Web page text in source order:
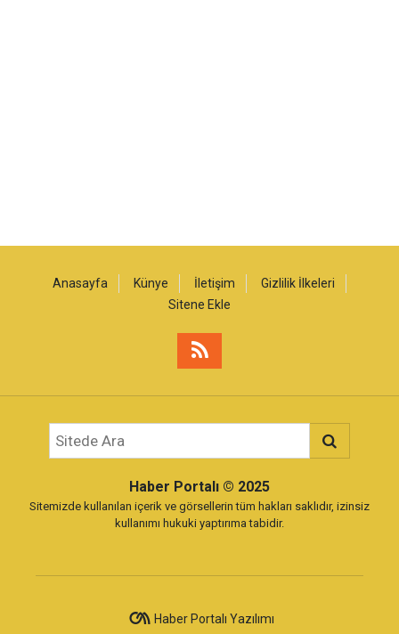
Anasayfa Künye İletişim
Gizlilik İlkeleri
Sitene Ekle
Haber Portalı © 2025
Sitemizde kullanılan içerik ve görsellerin tüm hakları saklıdır, izinsiz
kullanımı hukuki yaptırıma tabidir.
Haber Portalı Yazılımı